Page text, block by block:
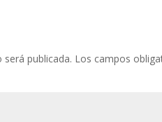
publicada. Los campos